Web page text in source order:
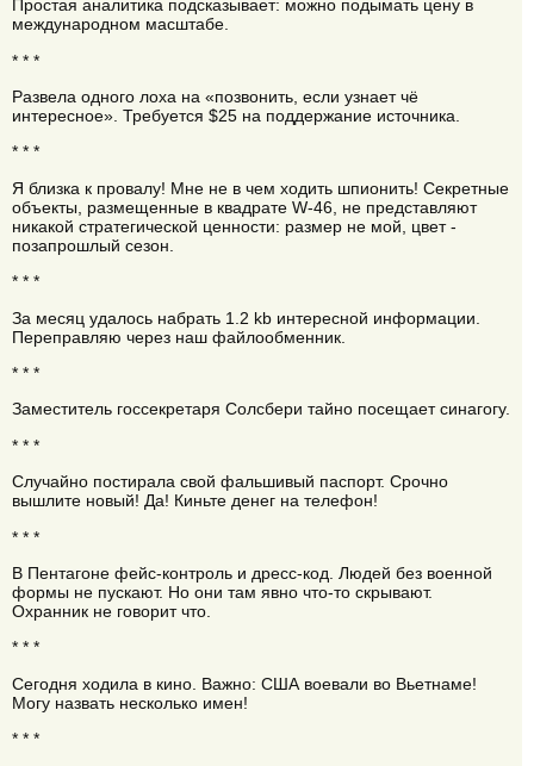
Простая аналитика подсказывает: можно подымать цену в
международном масштабе.
* * *
Развела одного лоха на «позвонить, если узнает чё
интересное». Требуется $25 на поддержание источника.
* * *
Я близка к провалу! Мне не в чем ходить шпионить! Секретные
объекты, размещенные в квадрате W-46, не представляют
никакой стратегической ценности: размер не мой, цвет -
позапрошлый сезон.
* * *
За месяц удалось набрать 1.2 kb интересной информации.
Переправляю через наш файлообменник.
* * *
Заместитель госсекретаря Солсбери тайно посещает синагогу.
* * *
Случайно постирала свой фальшивый паспорт. Срочно
вышлите новый! Да! Киньте денег на телефон!
* * *
В Пентагоне фейс-контроль и дресс-код. Людей без военной
формы не пускают. Но они там явно что-то скрывают.
Охранник не говорит что.
* * *
Сегодня ходила в кино. Важно: США воевали во Вьетнаме!
Могу назвать несколько имен!
* * *